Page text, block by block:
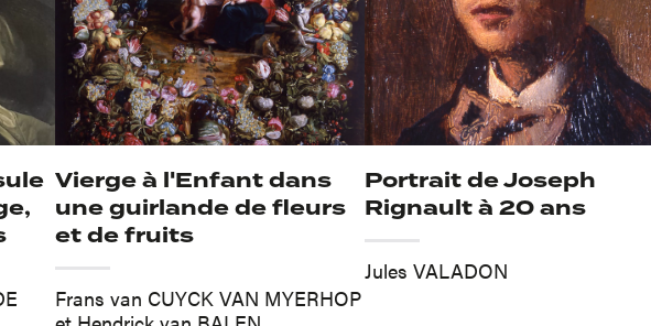
Vierge à l'Enfant dans
une guirlande de fleurs
et de fruits
Frans van CUYCK VAN MYERHOP
Portrait de Joseph
Rignault à 20 ans
Jules VALADON